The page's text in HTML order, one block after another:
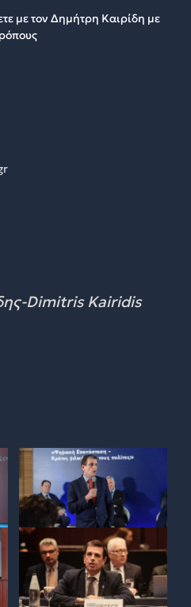
με τον Δημήτρη Καιρίδη με
Dimitris Kairidis